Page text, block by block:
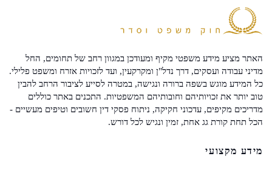
האתר מציע מידע משפטי מקיף ומעודכן במגוון רחב של תחומים, החל
מדיני עבודה ועסקים, דרך נדל"ן ומקרקעין, ועד לזכויות אזרח ומשפט פלילי.
כל המידע מוגש בשפה ברורה ונגישה, במטרה לסייע לציבור הרחב להבין
טוב יותר את זכויותיהם וחובותיהם המשפטיות. התכנים באתר כוללים
מדריכים מקיפים, עדכוני חקיקה, ניתוח פסקי דין חשובים וטיפים מעשיים -
הכל תחת קורת גג אחת, זמין ונגיש לכל דורש.
מידע מקצועי